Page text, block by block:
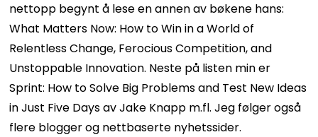
nettopp begynt å lese en annen av bøkene hans:
What Matters Now: How to Win in a World of
Relentless Change, Ferocious Competition, and
Unstoppable Innovation. Neste på listen min er
Sprint: How to Solve Big Problems and Test New Ideas
in Just Five Days av Jake Knapp m.fl. Jeg følger også
flere blogger og nettbaserte nyhetssider.